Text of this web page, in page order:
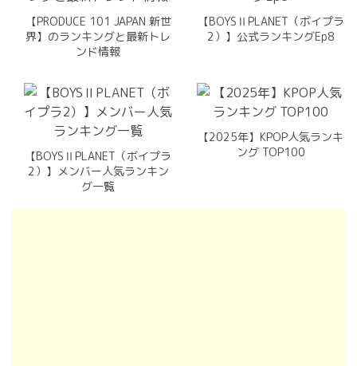
【PRODUCE 101 JAPAN 新世
界】のランキングと最新トレ
ンド情報
【BOYSⅡPLANET（ボイプラ
2）】公式ランキングEp8
【BOYSⅡPLANET（ボイプラ
2）】メンバー人気ランキン
グ一覧
【2025年】KPOP人気ランキ
ング TOP100